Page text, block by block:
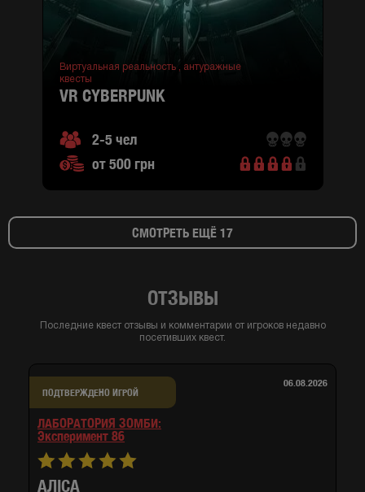
Виртуальная реальность ,
антуражные
квесты
VR CYBERPUNK
2-5 чел
от 500 грн
СМОТРЕТЬ ЕЩЁ 17
ОТЗЫВЫ
Последние квест отзывы и комментарии от игроков недавно
посетивших квест.
ЛАБОРАТОРИЯ ЗОМБИ:
эксперимент 86
АЛІСА
06.08.2026
ПОДТВЕРЖДЕНО ИГРОЙ